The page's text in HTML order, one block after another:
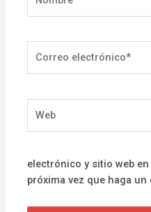
electrónico*
electrónico y sitio web
próxima vez que haga